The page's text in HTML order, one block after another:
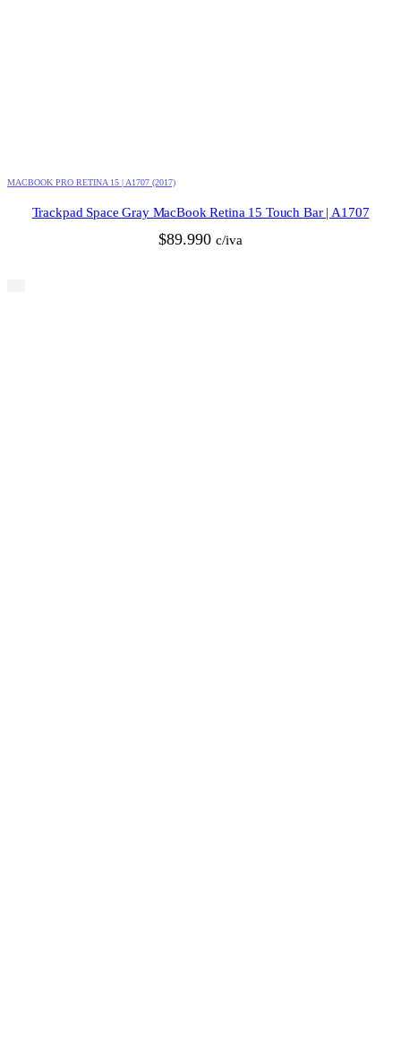
MACBOOK PRO RETINA 15 | A1707 (2017)
Trackpad Space Gray MacBook Retina 15 Touch Bar | A1707
$89.990 c/iva